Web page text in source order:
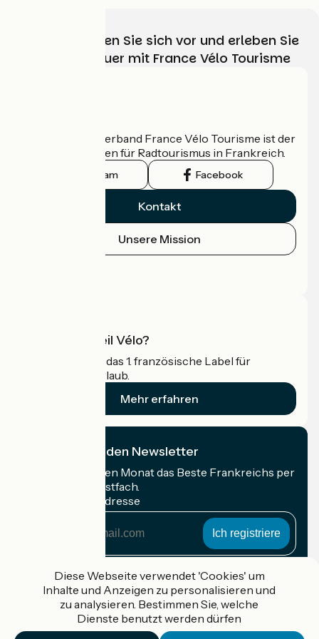
Wählen, bereiten Sie sich vor und erleben Sie
Ihr Radabenteuer mit France Vélo Tourisme
Der nationale Verband France Vélo Tourisme ist der
offizielle Leitfaden für Radtourismus in Frankreich.
Instagram Facebook
Kontakt
Unsere Mission
Was ist Accueil Vélo?
Accueil Vélo ist das 1. französische Label für
Radfahrer im Urlaub.
Mehr erfahren
Ich abonniere den Newsletter
Erhalten Sie jeden Monat das Beste Frankreichs per
Rad in Ihrem Postfach.
Meine E-Mail-Adresse
Adresse
Gefördert im Rahmen von Destination France
Diese Webseite verwendet 'Cookies' um
Inhalte und Anzeigen zu personalisieren und
zu analysieren. Bestimmen Sie, welche
Dienste benutzt werden dürfen